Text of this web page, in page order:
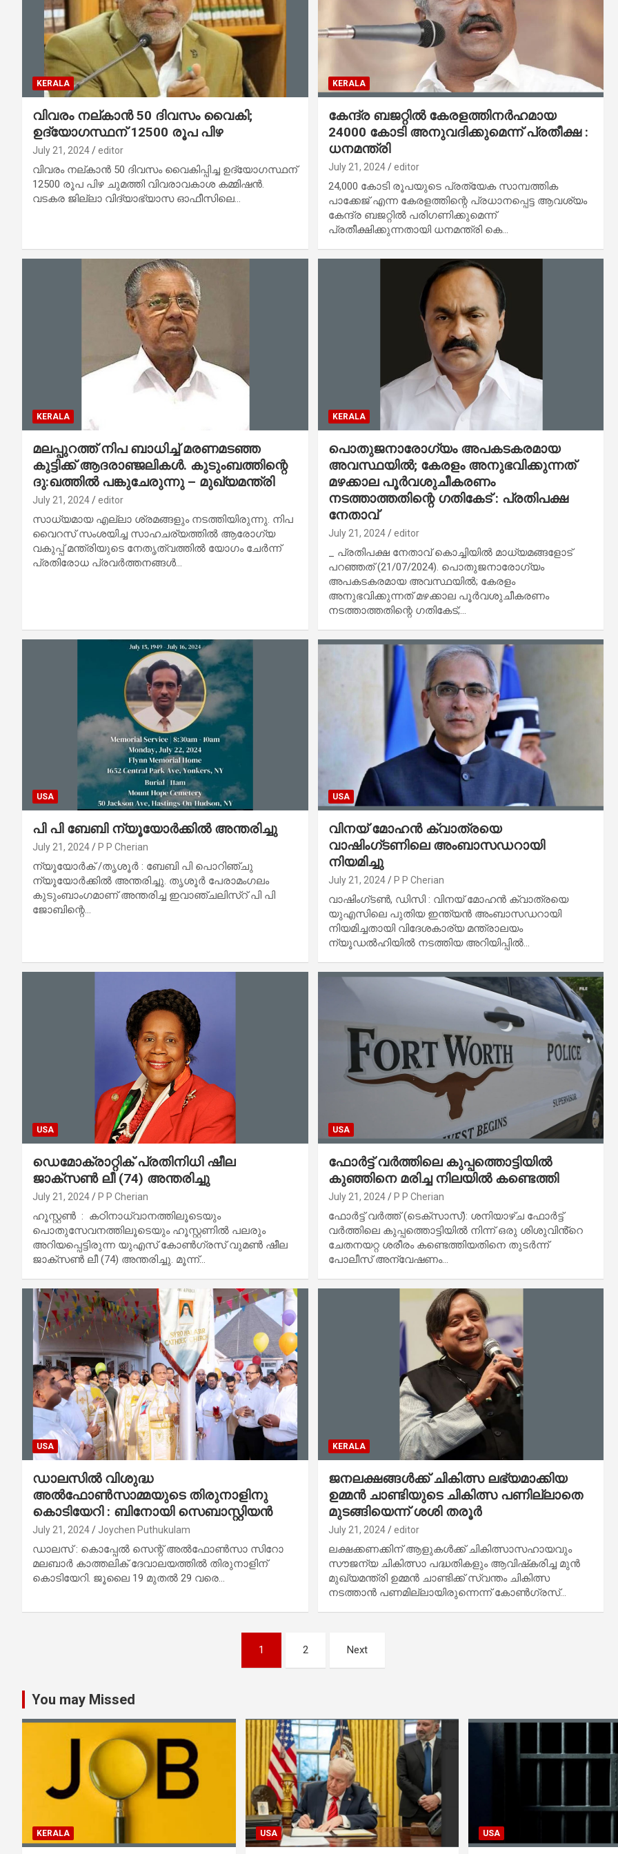
KERALA
വിവരം നല്കാൻ 50 ദിവസം വൈകി;
ഉദ്യോഗസ്ഥന് 12500 രൂപ പിഴ
July 21, 2024 editor
വിവരം നല്കാൻ 50 ദിവസം വൈകിപ്പിച്ച ഉദ്യോഗസ്ഥന്
12500 രൂപ പിഴ ചുമത്തി വിവരാവകാശ കമ്മിഷൻ.
വടകര ജില്ലാ വിദ്യാഭ്യാസ ഓഫീസിലെ…
KERALA
കേന്ദ്ര ബജറ്റിൽ കേരളത്തിനർഹമായ
24000 കോടി അനുവദിക്കുമെന്ന് പ്രതീക്ഷ :
ധനമന്ത്രി
July 21, 2024 editor
24,000 കോടി രൂപയുടെ പ്രത്യേക സാമ്പത്തിക
പാക്കേജ് എന്ന കേരളത്തിന്റെ പ്രധാനപ്പെട്ട ആവശ്യം
കേന്ദ്ര ബജറ്റിൽ പരിഗണിക്കുമെന്ന്
പ്രതീക്ഷിക്കുന്നതായി ധനമന്ത്രി കെ…
KERALA
മലപ്പുറത്ത് നിപ ബാധിച്ച് മരണമടഞ്ഞ
കുട്ടിക്ക് ആദരാഞ്ജലികള്‍. കുടുംബത്തിന്റെ
ദു:ഖത്തില്‍ പങ്കുചേരുന്നു – മുഖ്യമന്ത്രി
July 21, 2024 editor
സാധ്യമായ എല്ലാ ശ്രമങ്ങളും നടത്തിയിരുന്നു. നിപ
വൈറസ് സംശയിച്ച സാഹചര്യത്തില്‍ ആരോഗ്യ
വകുപ്പ് മന്ത്രിയുടെ നേതൃത്വത്തില്‍ യോഗം ചേര്‍ന്ന്
പ്രതിരോധ പ്രവര്‍ത്തനങ്ങള്‍…
KERALA
പൊതുജനാരോഗ്യം അപകടകരമായ
അവസ്ഥയില്‍; കേരളം അനുഭവിക്കുന്നത്
മഴക്കാല പൂര്‍വശുചീകരണം
നടത്താത്തതിന്റെ ഗതികേട് : പ്രതിപക്ഷ
നേതാവ്
July 21, 2024 editor
_ പ്രതിപക്ഷ നേതാവ് കൊച്ചിയില്‍ മാധ്യമങ്ങളോട്
പറഞ്ഞത് (21/07/2024). പൊതുജനാരോഗ്യം
അപകടകരമായ അവസ്ഥയില്‍; കേരളം
അനുഭവിക്കുന്നത് മഴക്കാല പൂര്‍വശുചീകരണം
നടത്താത്തതിന്റെ ഗതികേട്;…
USA
പി പി ബേബി ന്യൂയോർക്കിൽ അന്തരിച്ചു
July 21, 2024 P P Cherian
ന്യൂയോർക് /തൃശൂർ : ബേബി പി പൊറിഞ്ചു
ന്യൂയോർക്കിൽ അന്തരിച്ചു. തൃശൂർ പേരാമംഗലം
കുടുംബാംഗമാണ് അന്തരിച്ച ഇവാഞ്ചലിസ്റ് പി പി
ജോബിന്റെ…
USA
വിനയ് മോഹൻ ക്വാത്രയെ
വാഷിംഗ്ടണിലെ അംബാസഡറായി
നിയമിച്ചു
July 21, 2024 P P Cherian
വാഷിംഗ്ടൺ, ഡിസി : വിനയ് മോഹൻ ക്വാത്രയെ
യുഎസിലെ പുതിയ ഇന്ത്യൻ അംബാസഡറായി
നിയമിച്ചതായി വിദേശകാര്യ മന്ത്രാലയം
ന്യൂഡൽഹിയിൽ നടത്തിയ അറിയിപ്പിൽ…
USA
ഡെമോക്രാറ്റിക് പ്രതിനിധി ഷീല
ജാക്‌സൺ ലീ (74) അന്തരിച്ചു
July 21, 2024 P P Cherian
ഹൂസ്റ്റൺ : കഠിനാധ്വാനത്തിലൂടെയും
പൊതുസേവനത്തിലൂടെയും ഹൂസ്റ്റണിൽ പലരും
അറിയപ്പെട്ടിരുന്ന യുഎസ് കോൺഗ്രസ് വുമൺ ഷീല
ജാക്‌സൺ ലീ (74) അന്തരിച്ചു. മൂന്ന്…
USA
ഫോർട്ട് വർത്തിലെ കുപ്പത്തൊട്ടിയിൽ
കുഞ്ഞിനെ മരിച്ച നിലയിൽ കണ്ടെത്തി
July 21, 2024 P P Cherian
ഫോർട്ട് വർത്ത് (ടെക്സാസ്): ശനിയാഴ്ച ഫോർട്ട്
വർത്തിലെ കുപ്പത്തൊട്ടിയിൽ നിന്ന് ഒരു ശിശുവിൻ്റെ
ചേതനയറ്റ ശരീരം കണ്ടെത്തിയതിനെ തുടർന്ന്
പോലീസ് അന്വേഷണം…
USA
ഡാലസില്‍ വിശുദ്ധ
അല്‍ഫോണ്‍സാമ്മയുടെ തിരുനാളിനു
കൊടിയേറി : ബിനോയി സെബാസ്റ്റിയന്‍
July 21, 2024 Joychen Puthukulam
ഡാലസ് : കൊപ്പേല്‍ സെന്റ് അല്‍ഫോണ്‍സാ സിറോ
മലബാര്‍ കാത്തലിക് ദേവാലയത്തില്‍ തിരുനാളിന്
കൊടിയേറി. ജൂലൈ 19 മുതല്‍ 29 വരെ…
KERALA
ജനലക്ഷങ്ങള്‍ക്ക് ചികിത്സ ലഭ്യമാക്കിയ
ഉമ്മന്‍ ചാണ്ടിയുടെ ചികിത്സ പണില്ലാതെ
മുടങ്ങിയെന്ന് ശശി തരൂര്‍
July 21, 2024 editor
ലക്ഷക്കണക്കിന് ആളുകള്‍ക്ക് ചികിത്സാസഹായവും
സൗജന്യ ചികിത്സാ പദ്ധതികളും ആവിഷ്‌കരിച്ച മുന്‍
മുഖ്യമന്ത്രി ഉമ്മന്‍ ചാണ്ടിക്ക് സ്വന്തം ചികിത്സ
നടത്താന്‍ പണമില്ലായിരുന്നെന്ന് കോണ്‍ഗ്രസ്…
1 2 Next
You may Missed
KERALA USA USA